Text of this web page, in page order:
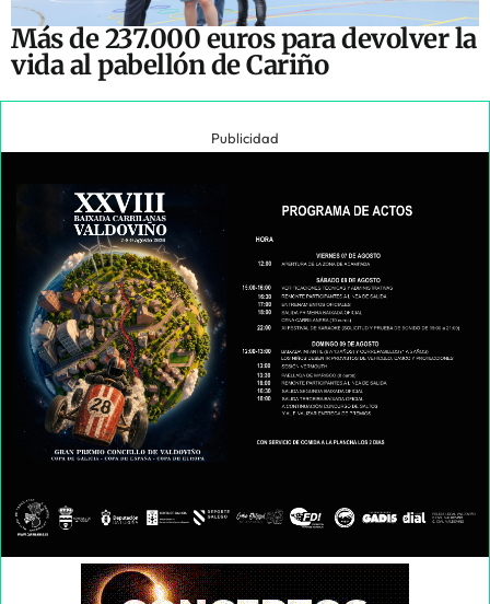
Más de 237.000 euros para devolver la
vida al pabellón de Cariño
Publicidad